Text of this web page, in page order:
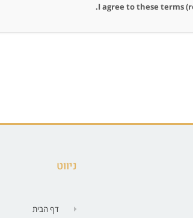
I agree to these terms
ניווט
דף הבית